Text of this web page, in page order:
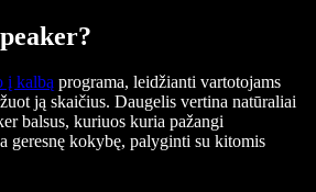
į kalbą programa, leidžianti vartotojams
ją skaičius. Daugelis vertina natūraliai
balsus, kuriuos kuria pažangi
geresnę kokybę, palyginti su kitomis